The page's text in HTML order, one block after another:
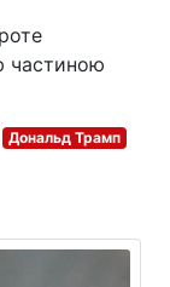
частиною
Дональд Трамп